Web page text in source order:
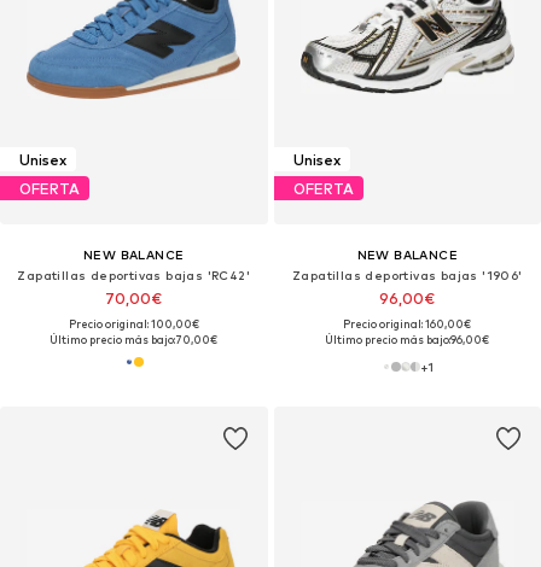
Unisex
OFERTA
NEW BALANCE
Zapatillas deportivas bajas 'RC42'
70,00€
Precio original: 100,00€
Último precio más bajo:70,00€
Unisex
OFERTA
NEW BALANCE
Zapatillas deportivas bajas '1906'
96,00€
Precio original: 160,00€
Último precio más bajo:96,00€
+1